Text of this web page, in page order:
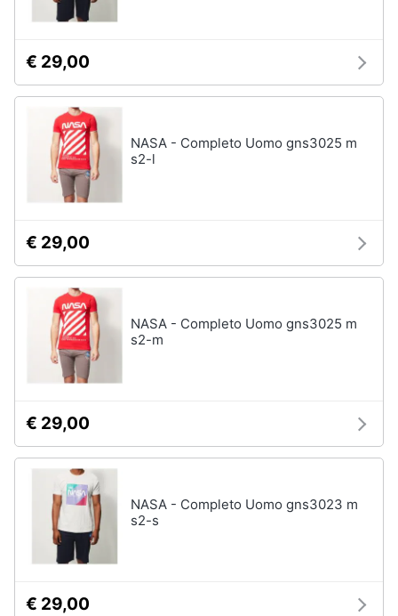
€ 29,00
NASA - Completo Uomo gns3025 m
s2-l
€ 29,00
NASA - Completo Uomo gns3025 m
s2-m
€ 29,00
NASA - Completo Uomo gns3023 m
s2-s
€ 29,00